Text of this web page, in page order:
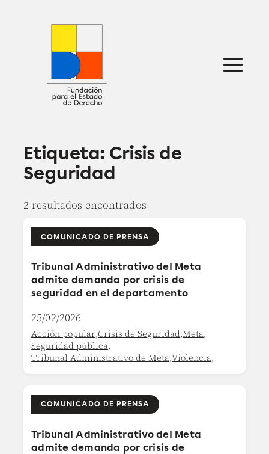
Sobre nosotros
Defensa jurídica
Prensa
Etiqueta: Crisis de
Seguridad
2 resultados encontrados
COMUNICADO DE PRENSA
Tribunal Administrativo del Meta
admite demanda por crisis de
seguridad en el departamento
25/02/2026
Acción popular,Crisis de Seguridad,Meta,
Seguridad pública,
Tribunal Administrativo de Meta,Violencia,
COMUNICADO DE PRENSA
Tribunal Administrativo del Meta
admite demanda por crisis de